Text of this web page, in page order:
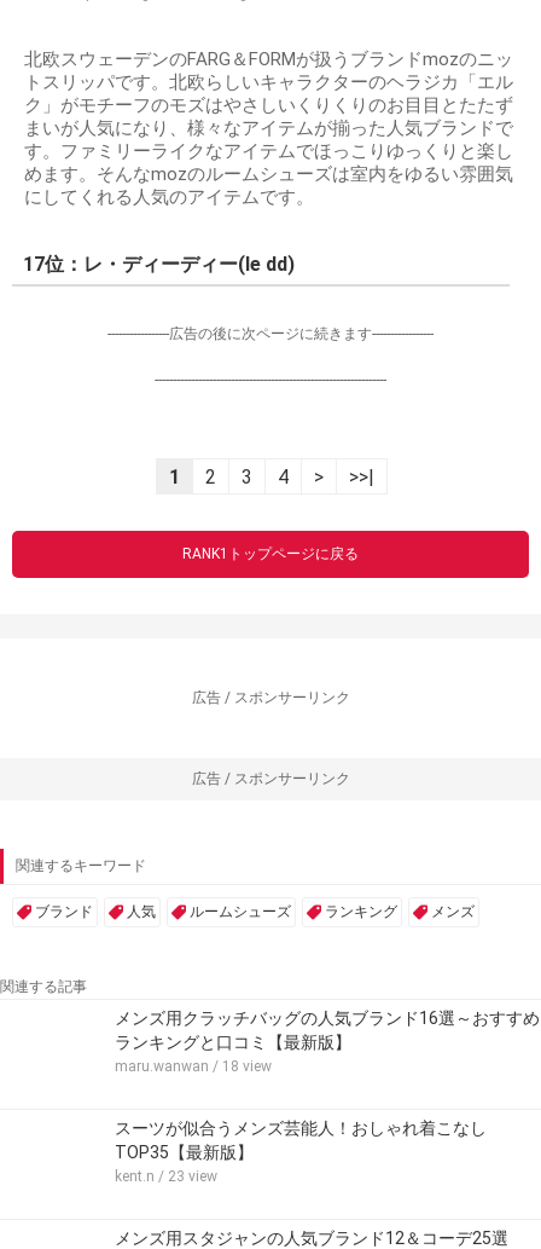
北欧スウェーデンのFARG＆FORMが扱うブランドmozのニッ
トスリッパです。北欧らしいキャラクターのヘラジカ「エル
ク」がモチーフのモズはやさしいくりくりのお目目とたたず
まいが人気になり、様々なアイテムが揃った人気ブランドで
す。ファミリーライクなアイテムでほっこりゆっくりと楽し
めます。そんなmozのルームシューズは室内をゆるい雰囲気
にしてくれる人気のアイテムです。
17位：レ・ディーディー(le dd)
-----------------広告の後に次ページに続きます-----------------
----------------------------------------------------------------
1 2 3 4 > >>|
RANK1トップページに戻る
広告 / スポンサーリンク
広告 / スポンサーリンク
関連するキーワード
ブランド 人気 ルームシューズ ランキング メンズ
関連する記事
メンズ用クラッチバッグの人気ブランド16選～おすすめ
ランキングと口コミ【最新版】
maru.wanwan / 18 view
スーツが似合うメンズ芸能人！おしゃれ着こなし
TOP35【最新版】
kent.n / 23 view
メンズ用スタジャンの人気ブランド12＆コーデ25選